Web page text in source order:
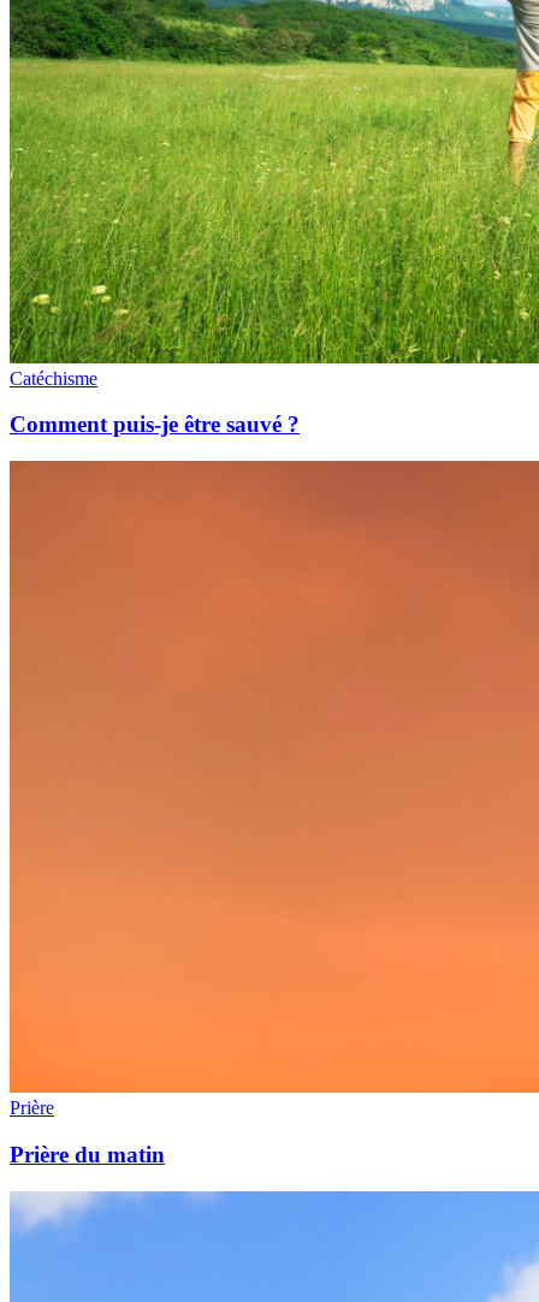
Catéchisme
Comment puis-je être sauvé ?
Prière
Prière du matin